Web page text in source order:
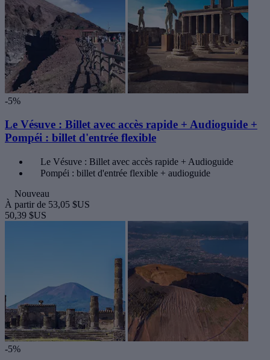
-5%
Le Vésuve : Billet avec accès rapide + Audioguide +
Pompéi : billet d'entrée flexible
Le Vésuve : Billet avec accès rapide + Audioguide
Pompéi : billet d'entrée flexible + audioguide
Nouveau
À partir de 53,05 $US
50,39 $US
-5%